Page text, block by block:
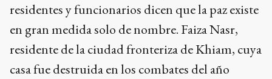
residentes y funcionarios dicen que la paz existe
en gran medida solo de nombre. Faiza Nasr,
residente de la ciudad fronteriza de Khiam, cuya
casa fue destruida en los combates del año